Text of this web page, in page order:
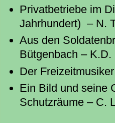
Privatbetriebe im
Jahrhundert) – N.
Aus den
Bütgenbach – K.D.
Der
Ein Bild und seine
Schutzräume – C.